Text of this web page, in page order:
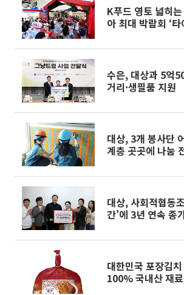
K푸드 영토 넓히
아 최대 박람회 ‘
수은, 대상과 5억
거리·생필품 지원
대상, 3개 봉사단
계층 곳곳에 나눔
대상, 사회적협동
간’에 3년 연속 종
대한민국 포장김치
100% 국내산 재